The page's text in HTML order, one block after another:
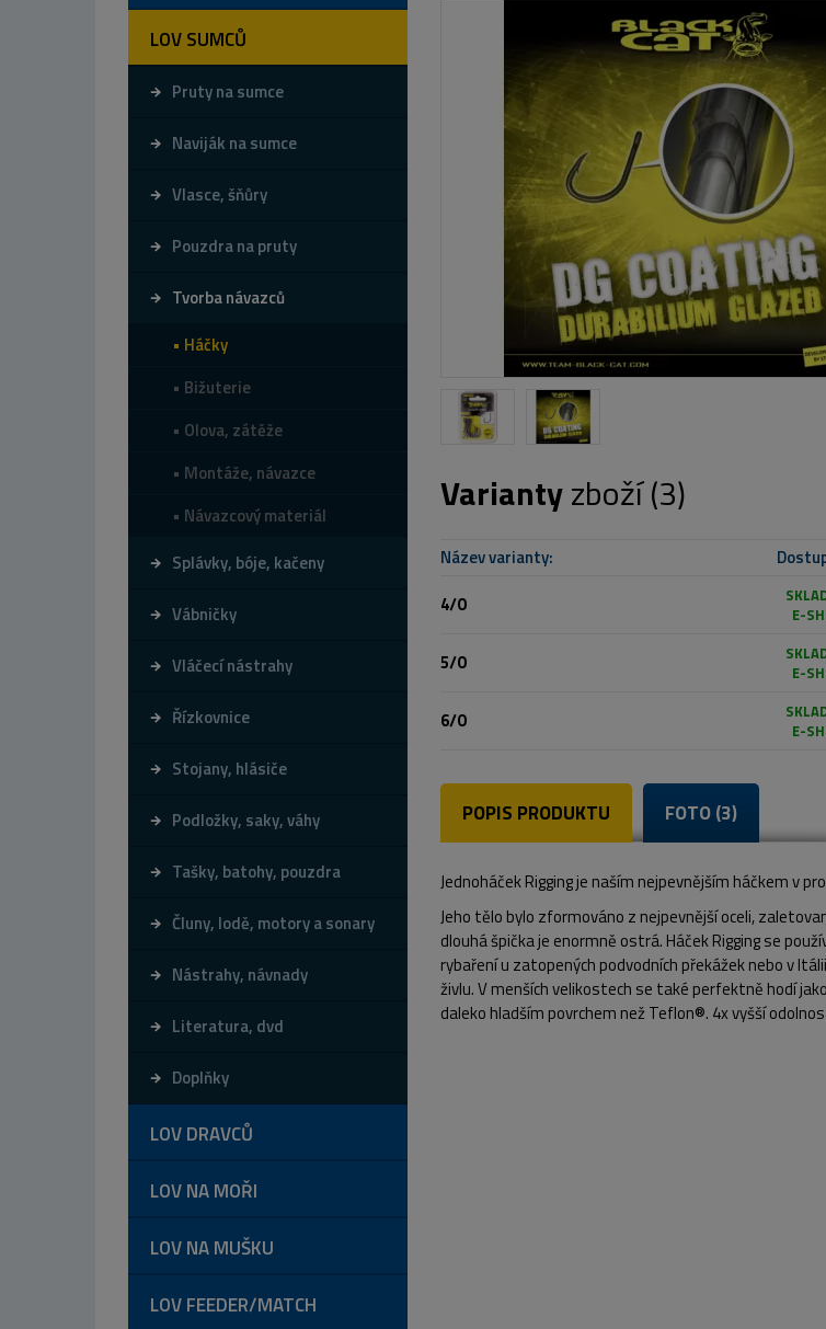
LOV SUMCŮ
Pruty na sumce
Naviják na sumce
Vlasce, šňůry
Pouzdra na pruty
Tvorba návazců
Háčky
Bižuterie
Olova, zátěže
Montáže, návazce
Návazcový materiál
Splávky, bóje, kačeny
Vábničky
Vláčecí nástrahy
Řízkovnice
Stojany, hlásiče
Podložky, saky, váhy
Tašky, batohy, pouzdra
Čluny, lodě, motory a sonary
Nástrahy, návnady
Literatura, dvd
Doplňky
LOV DRAVCŮ
LOV NA MOŘI
LOV NA MUŠKU
LOV FEEDER/MATCH
Variantyzboží (3)
Název varianty:
4/0
E-
5/0
E-
6/0
E-
POPIS PRODUKTU FOTO (3)
Jednoháček Rigging je naším nejpevnějším háčkem v
Jeho tělo bylo zformováno z nejpevnější oceli,
dlouhá špička je enormně ostrá. Háček Rigging se
rybaření u zatopených podvodních překážek nebo v
živlu. V menších velikostech se také perfektně hodí
daleko hladším povrchem než Teflon®. 4x vyšší